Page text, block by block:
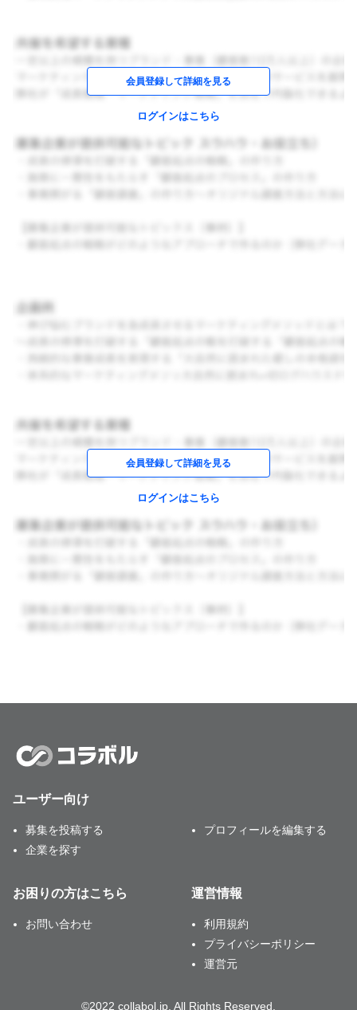
会員登録して詳細を見る
ログインはこちら
会員登録して詳細を見る
ログインはこちら
ユーザー向け
募集を投稿する
企業を探す
プロフィールを編集する
お困りの方はこちら
お問い合わせ
運営情報
利用規約
プライバシーポリシー
運営元
©2022 collabol.jp, All Rights Reserved.